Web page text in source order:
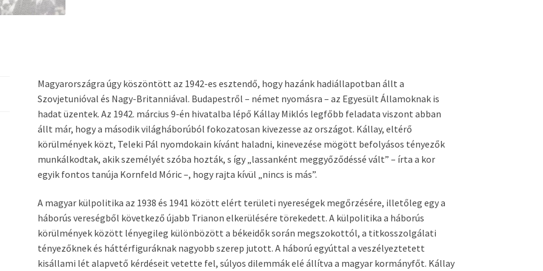
Magyarországra úgy köszöntött az 1942-es esztendő, hogy hazánk hadiállapotban állt a
Szovjetunióval és Nagy-Britanniával. Budapestről – német nyomásra – az Egyesült Államoknak is
hadat üzentek. Az 1942. március 9-én hivatalba lépő Kállay Miklós legfőbb feladata viszont abban
állt már, hogy a második világháborúból fokozatosan kivezesse az országot. Kállay, eltérő
körülmények közt, Teleki Pál nyomdokain kívánt haladni, kinevezése mögött befolyásos tényezők
munkálkodtak, akik személyét szóba hozták, s így „lassanként meggyőződéssé vált” – írta a kor
egyik fontos tanúja Kornfeld Móric –, hogy rajta kívül „nincs is más”.
A magyar külpolitika az 1938 és 1941 között elért területi nyereségek megőrzésére, illetőleg egy a
háborús vereségből következő újabb Trianon elkerülésére törekedett. A külpolitika a háborús
körülmények között lényegileg különbözött a békeidők során megszokottól, a titkosszolgálati
tényezőknek és háttérfiguráknak nagyobb szerep jutott. A háború egyúttal a veszélyeztetett
kisállami lét alapvető kérdéseit vetette fel, súlyos dilemmák elé állítva a magyar kormányfőt. Kállay